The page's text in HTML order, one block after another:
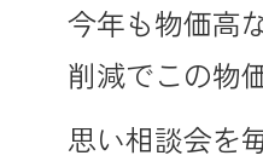
今年も物価高
削減でこの物
思い相談会を